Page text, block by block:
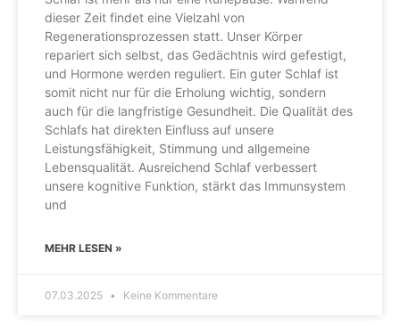
dieser Zeit findet eine Vielzahl von
Regenerationsprozessen statt. Unser Körper
repariert sich selbst, das Gedächtnis wird gefestigt,
und Hormone werden reguliert. Ein guter Schlaf ist
somit nicht nur für die Erholung wichtig, sondern
auch für die langfristige Gesundheit. Die Qualität des
Schlafs hat direkten Einfluss auf unsere
Leistungsfähigkeit, Stimmung und allgemeine
Lebensqualität. Ausreichend Schlaf verbessert
unsere kognitive Funktion, stärkt das Immunsystem
und
MEHR LESEN »
07.03.2025 Keine Kommentare